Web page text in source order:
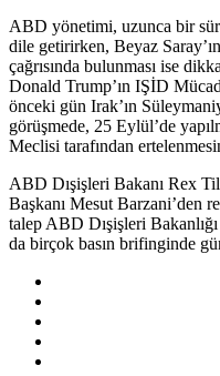
ABD yönetimi, uzunca bir
dile getirirken, Beyaz
çağrısında bulunması ise
Donald Trump’ın IŞİD
önceki gün Irak’ın
görüşmede, 25 Eylül’de
Meclisi tarafından
ABD Dışişleri Bakanı Rex
Başkanı Mesut Barzani’den
talep ABD Dışişleri
da birçok basın brifinginde